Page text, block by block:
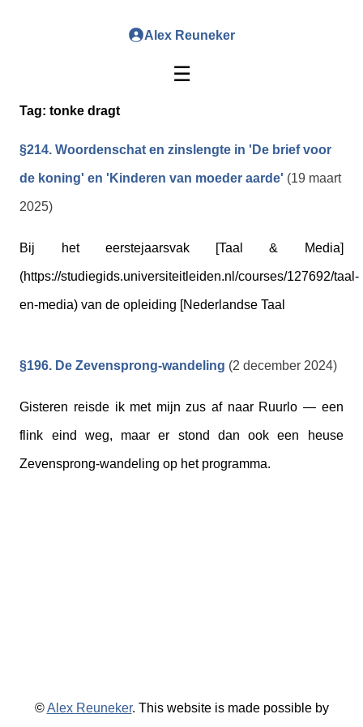
Alex Reuneker
☰
Tag:tonke dragt
§214. Woordenschat en zinslengte in 'De brief voor
de koning' en 'Kinderen van moeder aarde' (19 maart
2025)
Bij het eerstejaarsvak [Taal & Media]
(https://studiegids.universiteitleiden.nl/courses/127692/taal-
en-media) van de opleiding [Nederlandse Taal
§196. De Zevensprong-wandeling (2 december 2024)
Gisteren reisde ik met mijn zus af naar Ruurlo — een
flink eind weg, maar er stond dan ook een heuse
Zevensprong-wandeling op het programma.
©Alex Reuneker. This website is made possible by